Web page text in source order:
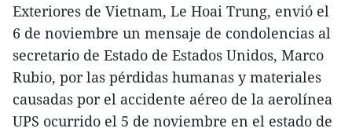
Exteriores de Vietnam, Le Hoai Trung, envió el
6 de noviembre un mensaje de condolencias al
secretario de Estado de Estados Unidos, Marco
Rubio, por las pérdidas humanas y materiales
causadas por el accidente aéreo de la aerolínea
UPS ocurrido el 5 de noviembre en el estado de